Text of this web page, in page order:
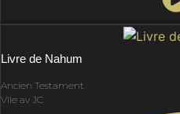
Livre de Nahum
Ancien Testament
VIIe av JC